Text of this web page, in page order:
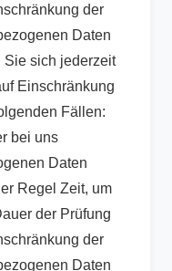
der
Daten
Sie sich jederzeit
Einschränkung
Fällen:
bei uns
Daten
Regel Zeit, um
der Prüfung
der
Daten